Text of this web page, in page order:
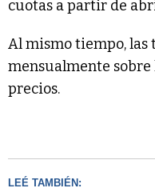
cuotas a partir de
Al mismo tiempo, las
mensualmente sobre
precios.
LEÉ TAMBIÉN: